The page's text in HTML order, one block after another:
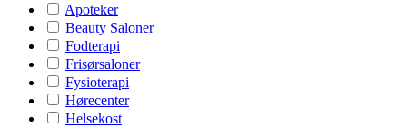
Apoteker
Beauty Saloner
Fodterapi
Frisørsaloner
Fysioterapi
Hørecenter
Helsekost